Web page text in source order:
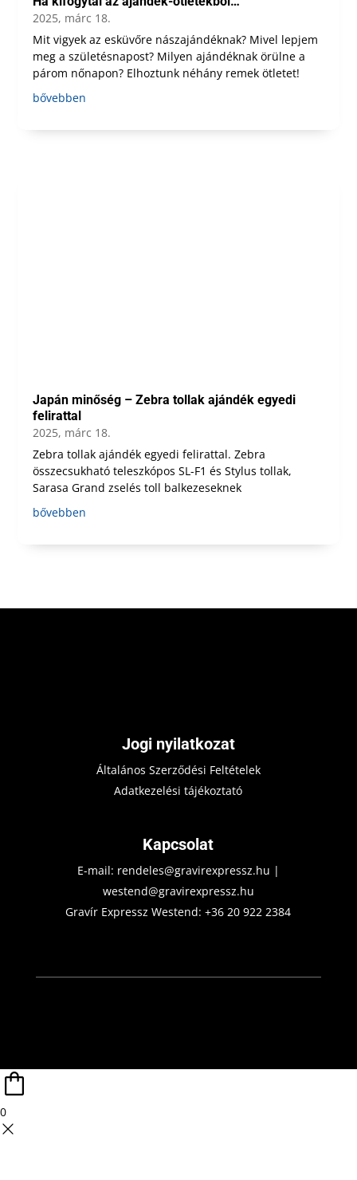
2025, márc 18.
Mit vigyek az esküvőre nászajándéknak? Mivel lepjem
meg a születésnapost? Milyen ajándéknak örülne a
párom nőnapon? Elhoztunk néhány remek ötletet!
bővebben
Japán minőség – Zebra tollak ajándék egyedi
felirattal
2025, márc 18.
Zebra tollak ajándék egyedi felirattal. Zebra
összecsukható teleszkópos SL-F1 és Stylus tollak,
Sarasa Grand zselés toll balkezeseknek
bővebben
Jogi nyilatkozat
Általános Szerződési Feltételek
Adatkezelési tájékoztató
Kapcsolat
E-mail: rendeles@gravirexpressz.hu |
westend@gravirexpressz.hu
Gravír Expressz Westend:+36 20 922 2384
0